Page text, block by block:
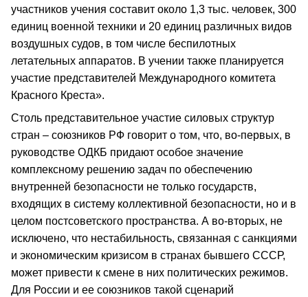
участников учения составит около 1,3 тыс. человек, 300
единиц военной техники и 20 единиц различных видов
воздушных судов, в том числе беспилотных
летательных аппаратов. В учении также планируется
участие представителей Международного комитета
Красного Креста».
Столь представительное участие силовых структур
стран – союзников РФ говорит о том, что, во-первых, в
руководстве ОДКБ придают особое значение
комплексному решению задач по обеспечению
внутренней безопасности не только государств,
входящих в систему коллективной безопасности, но и в
целом постсоветского пространства. А во-вторых, не
исключено, что нестабильность, связанная с санкциями
и экономическим кризисом в странах бывшего СССР,
может привести к смене в них политических режимов.
Для России и ее союзников такой сценарий